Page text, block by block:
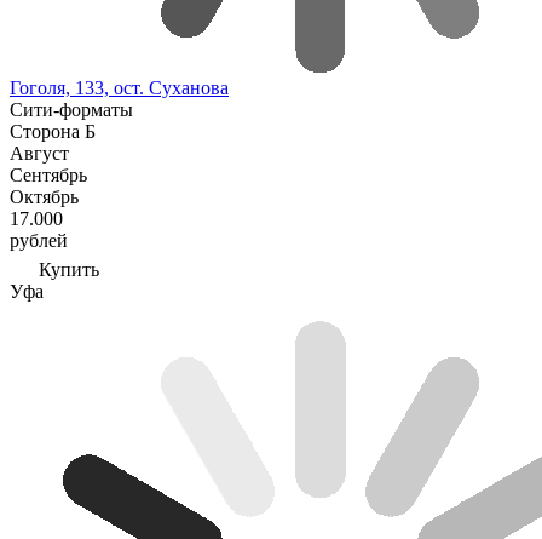
Гоголя, 133, ост. Суханова
Сити-форматы
Сторона Б
Август
Сентябрь
Октябрь
17.000
рублей
Купить
Уфа